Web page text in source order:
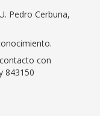
Pedro Cerbuna,
con
843150